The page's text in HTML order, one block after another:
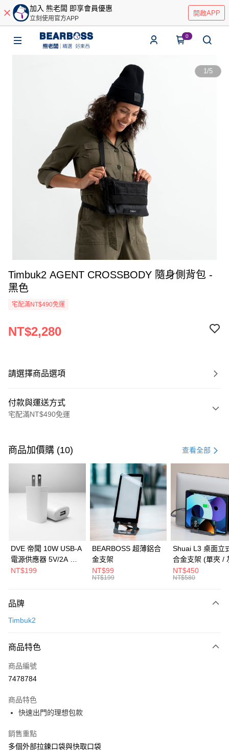
加入 熊老闆 即享會員優惠
立刻使用官方APP
開啟APP
0
1/5
Timbuk2 AGENT CROSSBODY 隨身側背包 -
黑色
宅配滿NT$490免運
NT$2,280
請選擇商品選項
付款與運送方式
宅配滿NT$490免運
信用卡一次付款
3 期 0 利率 每期 NT$760
第一商業銀行
華南商業銀行
彰化商業銀行
上海商業儲蓄銀行
台北富邦商業銀行
兆豐國際商業銀行
臺灣中小企業銀行
台中商業銀行
匯豐（台灣）商業銀行
華泰商業銀行
聯邦商業銀行
元大商業銀行
台灣樂天信用卡公司
NT$380 21家銀行
合作金庫商業銀行
第一商業銀行
彰化商業銀行
台北富邦商業銀行
國泰世華商業銀行
兆豐國際商業銀行
臺灣中小企業銀行
匯豐（台灣）商業銀行
玉山商業銀行
台灣樂天信用卡公司
街口支付
悠遊付
相關說明
1.本服務由台灣大哥大提供，台灣大哥大用戶可立即使用無須另外申請。
2.付款方式選擇「大哥付你分期」，訂單成立後會自動跳轉到大哥付的交易
3.實際核准額度、可分期數及費用金額請依後續交易確認頁面所載為準。
4.訂單成立30分鐘內，如未前往確認交易或遇審核未通過，訂單將自動取
法說明評估內容。
【繳款方式說明】
1.分期款項不併入電信帳單，「大哥付你分期」於每月結算日後寄送繳費提
ATM付款
貨到付款
運送方式
每筆NT$80，滿NT$490(含以上)免運費
商品加價購 (10) 查看全部
DVE 帝聞 10W USB-A
電源供應器 5V/2A 充
電頭 (適用閱讀器、小
NT$199
BEARBOSS 超薄鋁合
金支架
NT$99
NT$199
Shuai L3 桌面立
合金支架 (單夾 /
NT$450
NT$580
品牌
Timbuk2
商品特色
商品編號
7478784
商品特色
快速出門的理想包款
銷售重點
多個外部拉鍊口袋與快取口袋